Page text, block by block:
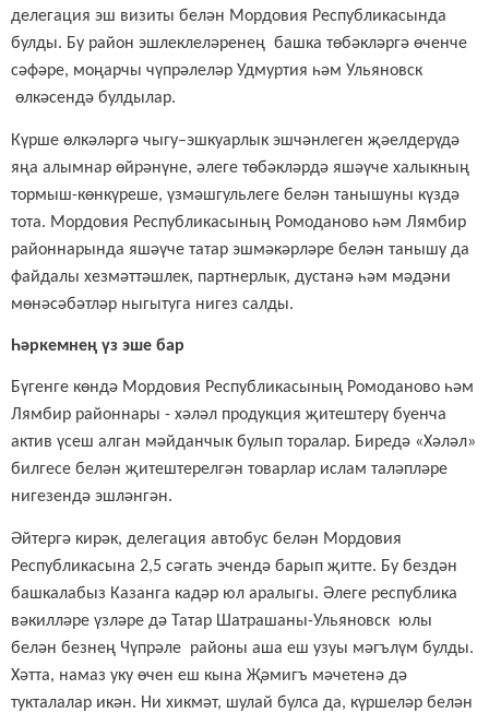
делегация эш визиты белән Мордовия Республикасында
булды. Бу район эшлеклеләренең башка төбәкләргә өченче
сәфәре, моңарчы чүпрәлеләр Удмуртия һәм Ульяновск
өлкәсендә булдылар.
Күрше өлкәләргә чыгу–эшкуарлык эшчәнлеген җәелдерүдә
яңа алымнар өйрәнүне, әлеге төбәкләрдә яшәүче халыкның
тормыш-көнкүреше, үзмәшгульлеге белән танышуны күздә
тота. Мордовия Республикасының Ромоданово һәм Лямбир
районнарында яшәүче татар эшмәкәрләре белән танышу да
файдалы хезмәттәшлек, партнерлык, дустанә һәм мәдәни
мөнәсәбәтләр ныгытуга нигез салды.
Һәркемнең үз эше бар
Бүгенге көндә Мордовия Республикасының Ромоданово һәм
Лямбир районнары - хәләл продукция җитештерү буенча
актив үсеш алган мәйданчык булып торалар. Биредә «Хәләл»
билгесе белән җитештерелгән товарлар ислам таләпләре
нигезендә эшләнгән.
Әйтергә кирәк, делегация автобус белән Мордовия
Республикасына 2,5 сәгать эчендә барып җитте. Бу бездән
башкалабыз Казанга кадәр юл аралыгы. Әлеге республика
вәкилләре үзләре дә Татар Шатрашаны-Ульяновск юлы
белән безнең Чүпрәле районы аша еш узуы мәгълүм булды.
Хәтта, намаз уку өчен еш кына Җәмигъ мәчетенә дә
тукталалар икән. Ни хикмәт, шулай булса да, күршеләр белән